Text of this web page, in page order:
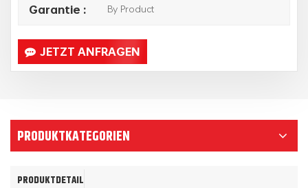
Garantie : By Product
JETZT ANFRAGEN
PRODUKTKATEGORIEN
PRODUKTDETAIL